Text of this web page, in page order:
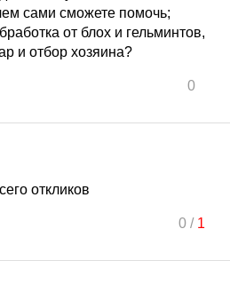
сами сможете помочь;
от блох и гельминтов,
и отбор хозяина?
0
откликов
0/ 1